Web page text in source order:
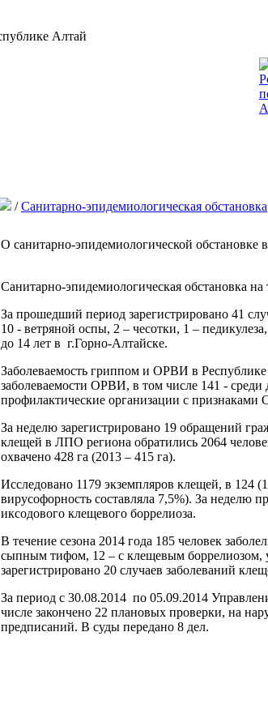
/Санитарно-эпидемиологическая обстановка
О санитарно-эпидемиологической обстановке
Санитарно-эпидемиологическая обстановка
За прошедший период зарегистрировано 41
10 - ветряной оспы, 2 – чесотки, 1 –
до 14 лет в г.Горно-Алтайске.
Заболеваемость гриппом и ОРВИ в
заболеваемости ОРВИ, в том числе 141 -
профилактические организации с
За неделю зарегистрировано 19 обращений
клещей в ЛПО региона обратились 2064
охвачено 428 га (2013 – 415 га).
Исследовано 1179 экземпляров клещей, в 124
вирусофорность составляла 7,5%). За неделю
иксодового клещевого боррелиоза.
В течение сезона 2014 года 185 человек
сыпным тифом, 12 – с клещевым боррелиозом,
зарегистрировано 20 случаев заболеваний
За период с 30.08.2014 по 05.09.2014
числе закончено 22 плановых проверки, на
предписаний. В суды передано 8 дел.